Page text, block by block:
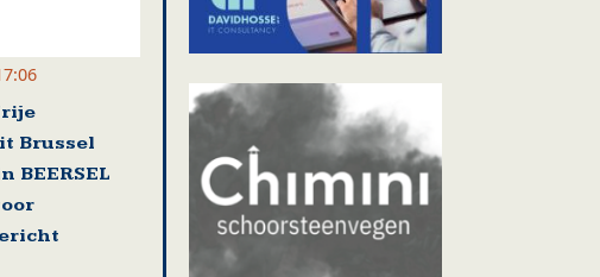
Brussel
BEERSEL